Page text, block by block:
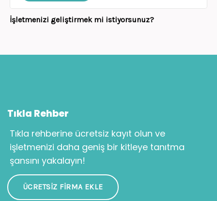
İşletmenizi geliştirmek mi istiyorsunuz?
Tıkla Rehber
Tıkla rehberine ücretsiz kayıt olun ve
işletmenizi daha geniş bir kitleye tanıtma
şansını yakalayın!
ÜCRETSIZ FIRMA EKLE